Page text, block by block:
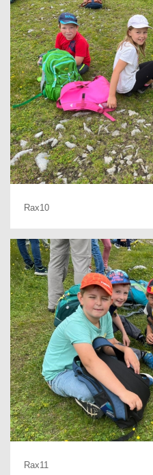
Rax10
Rax11